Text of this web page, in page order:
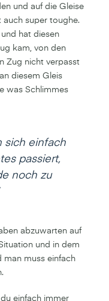
und auf die Gleise
auch super toughe.
hat diesen
kam, von den
Zug nicht verpasst
diesem Gleis
was Schlimmes
sich einfach
passiert,
noch zu
abzuwarten auf
und in dem
man muss einfach
einfach immer